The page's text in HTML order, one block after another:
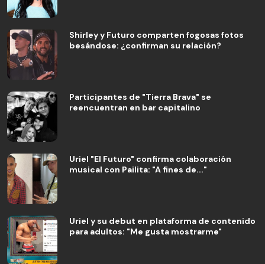
Shirley y Futuro comparten fogosas fotos
besándose: ¿confirman su relación?
Participantes de "Tierra Brava" se
reencuentran en bar capitalino
Uriel "El Futuro" confirma colaboración
musical con Pailita: "A fines de..."
Uriel y su debut en plataforma de contenido
para adultos: "Me gusta mostrarme"